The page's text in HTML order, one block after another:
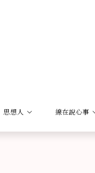
思想人 線在說心事
思想人 線在說心事